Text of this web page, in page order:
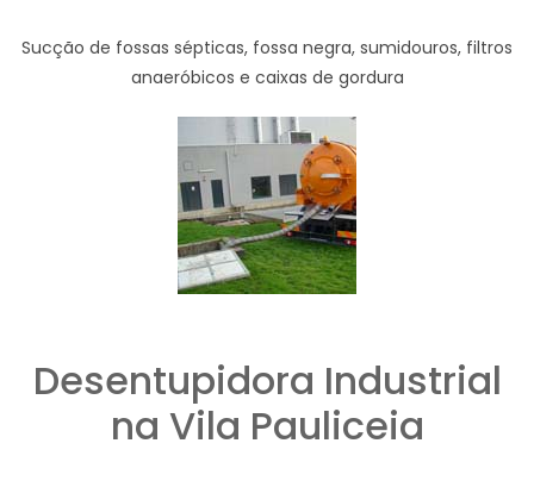
Sucção de fossas sépticas, fossa negra, sumidouros, filtros
anaeróbicos e caixas de gordura
Desentupidora Industrial
na Vila Pauliceia